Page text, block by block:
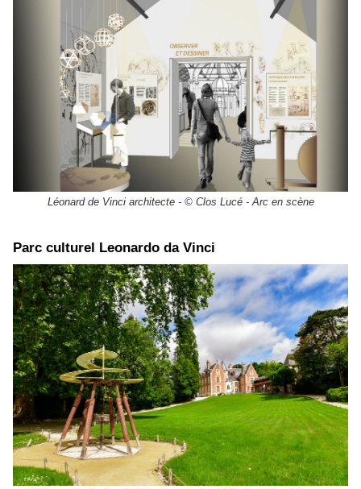
Léonard de Vinci architecte - © Clos Lucé - Arc en scène
​Parc culturel Leonardo da Vinci